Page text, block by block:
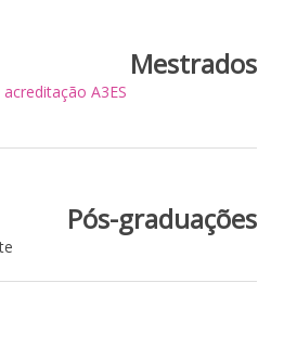
Mestrados
A3ES
Pós-graduações